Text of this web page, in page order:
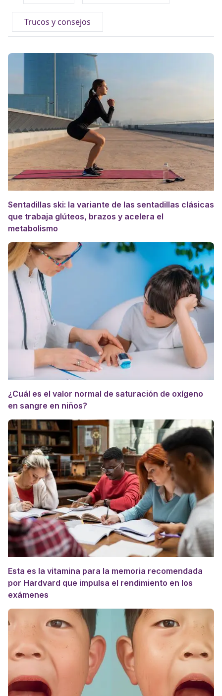
Trucos y consejos
Sentadillas ski: la variante de las sentadillas clásicas
que trabaja glúteos, brazos y acelera el
metabolismo
¿Cuál es el valor normal de saturación de oxígeno
en sangre en niños?
Esta es la vitamina para la memoria recomendada
por Hardvard que impulsa el rendimiento en los
exámenes